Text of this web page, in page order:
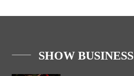
SHOW BUSINESS